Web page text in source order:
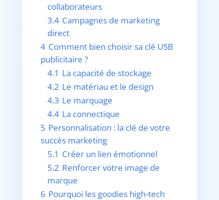
collaborateurs
3.4 Campagnes de marketing
direct
4 Comment bien choisir sa clé USB
publicitaire ?
4.1 La capacité de stockage
4.2 Le matériau et le design
4.3 Le marquage
4.4 La connectique
5 Personnalisation : la clé de votre
succès marketing
5.1 Créer un lien émotionnel
5.2 Renforcer votre image de
marque
6 Pourquoi les goodies high-tech